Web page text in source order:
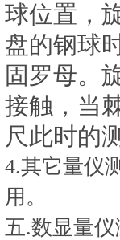
球位置
盘的钢球
固罗母
接触，
尺此时的测
4.其它量仪
用。
五.数显量仪